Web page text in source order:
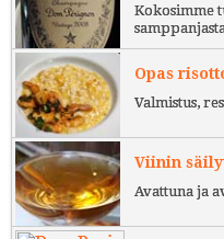
Kokosimme
Opas
Valmistus,
Viinin
Avattuna ja